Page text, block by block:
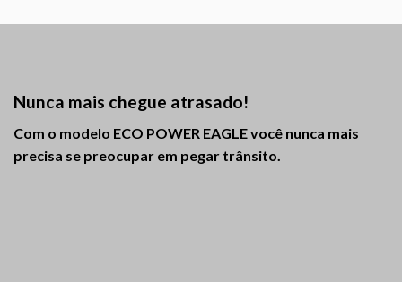
Nunca mais chegue atrasado!
Com o modelo ECO POWER EAGLE você nunca mais
precisa se preocupar em pegar trânsito.